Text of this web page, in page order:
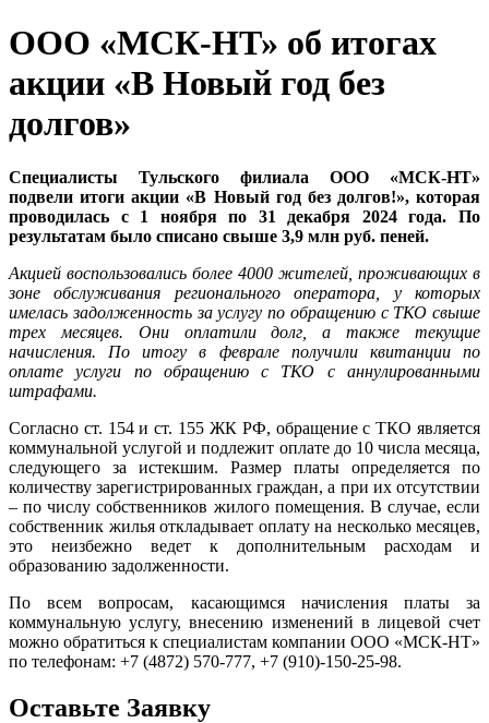
ООО «МСК-НТ» об итогах
акции «В Новый год без
долгов»
Специалисты Тульского филиала ООО «МСК-НТ»
подвели итоги акции «В Новый год без долгов!», которая
проводилась с 1 ноября по 31 декабря 2024 года. По
результатам было списано свыше 3,9 млн руб. пеней.
Акцией воспользовались более 4000 жителей, проживающих в
зоне обслуживания регионального оператора, у которых
имелась задолженность за услугу по обращению с ТКО свыше
трех месяцев. Они оплатили долг, а также текущие
начисления. По итогу в феврале получили квитанции по
оплате услуги по обращению с ТКО с аннулированными
штрафами.
Согласно ст. 154 и ст. 155 ЖК РФ, обращение с ТКО является
коммунальной услугой и подлежит оплате до 10 числа месяца,
следующего за истекшим. Размер платы определяется по
количеству зарегистрированных граждан, а при их отсутствии
– по числу собственников жилого помещения. В случае, если
собственник жилья откладывает оплату на несколько месяцев,
это неизбежно ведет к дополнительным расходам и
образованию задолженности.
По всем вопросам, касающимся начисления платы за
коммунальную услугу, внесению изменений в лицевой счет
можно обратиться к специалистам компании ООО «МСК-НТ»
по телефонам: +7 (4872) 570-777, +7 (910)-150-25-98.
Оставьте Заявку